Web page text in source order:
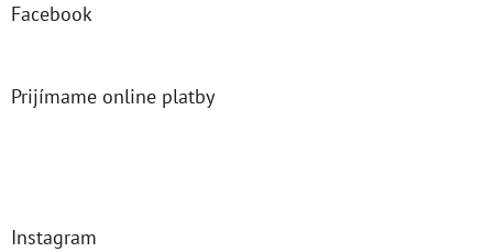
Facebook
Prijímame online platby
Instagram